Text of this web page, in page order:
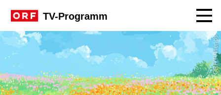
TV-Programm
ORF/TVfriends